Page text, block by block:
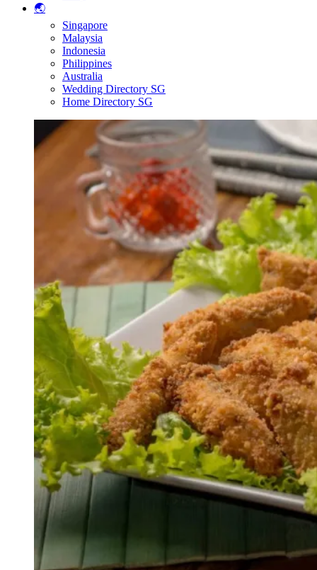
🌏
Singapore
Malaysia
Indonesia
Philippines
Australia
Wedding Directory SG
Home Directory SG